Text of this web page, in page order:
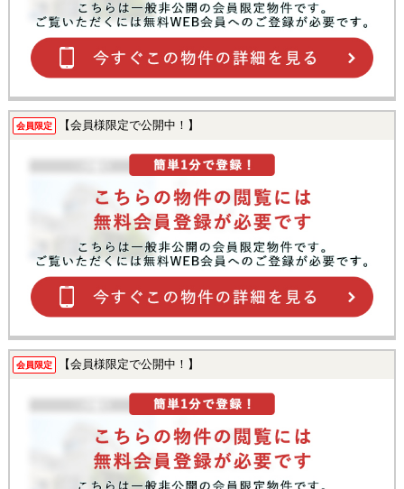
会員限定 【会員様限定で公開中！】
会員限定 【会員様限定で公開中！】